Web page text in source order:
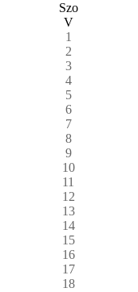
Szo
V
1
2
3
4
5
6
7
8
9
10
11
12
13
14
15
16
17
18